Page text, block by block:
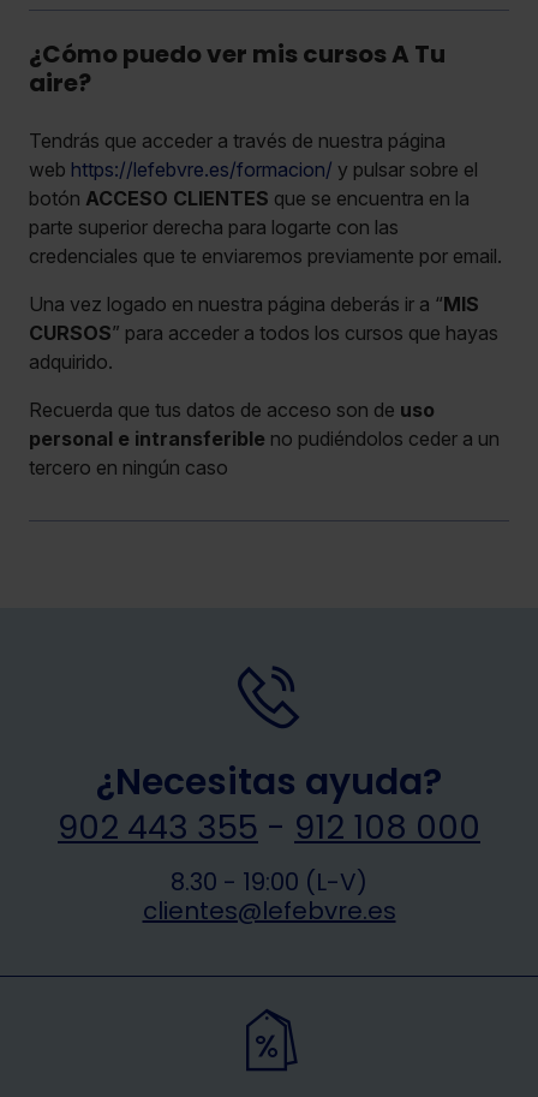
¿Cómo puedo ver mis cursos A Tu
aire?
Tendrás que acceder a través de nuestra página
web https://lefebvre.es/formacion/ y pulsar sobre el
botón ACCESO CLIENTES que se encuentra en la
parte superior derecha para logarte con las
credenciales que te enviaremos previamente por email.
Una vez logado en nuestra página deberás ir a “MIS
CURSOS” para acceder a todos los cursos que hayas
adquirido.
Recuerda que tus datos de acceso son de uso
personal e intransferible no pudiéndolos ceder a un
tercero en ningún caso
¿Necesitas ayuda?
902 443 355 - 912 108 000
8.30 - 19:00 (L-V)
clientes@lefebvre.es